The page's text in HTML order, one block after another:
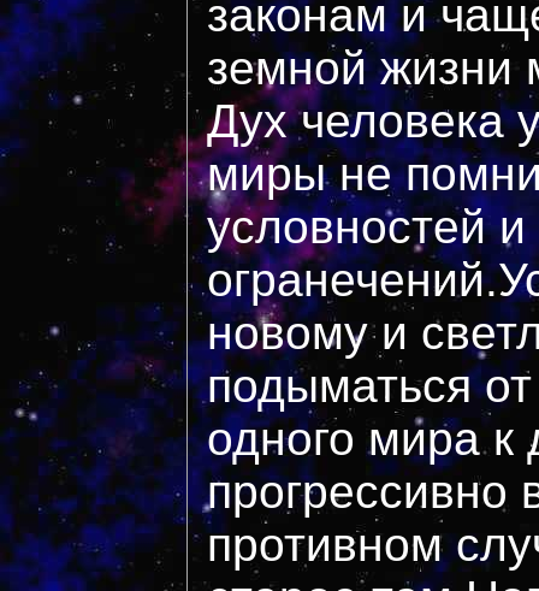
законам и
земной жизни
Дух человека
миры не
условностей и
новому и
подыматься
одного мира к
прогрессивно
противном